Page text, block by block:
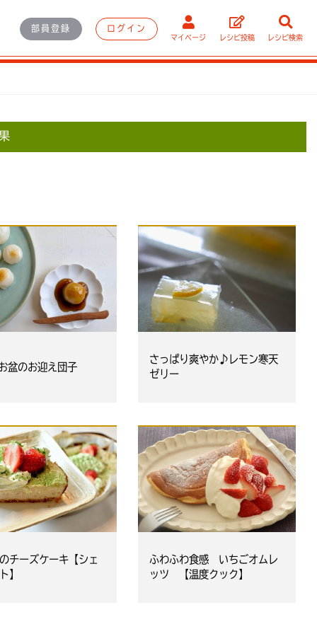
部員登録 ログイン
マイページ レシピ投稿 レシピ検索
盆のお迎え団子
さっぱり爽やか♪レモン寒天
ゼリー
チーズケーキ【シェ
】
ふわふわ食感 いちごオムレ
ッツ 【温度クック】